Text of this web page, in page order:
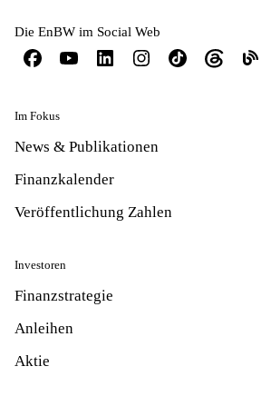
Die EnBW im Social Web
Im Fokus
News & Publikationen
Finanzkalender
Veröffentlichung Zahlen
Investoren
Finanzstrategie
Anleihen
Aktie